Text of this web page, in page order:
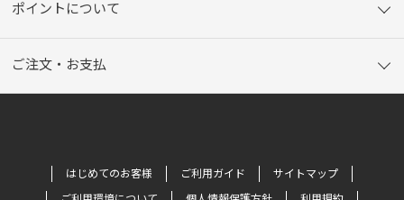
ポイントについて
ご注文・お支払
はじめてのお客様 ご利用ガイド
サイトマップ